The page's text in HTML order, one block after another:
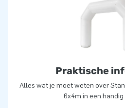
Praktische
Alles wat je moet weten over
6x4m in een